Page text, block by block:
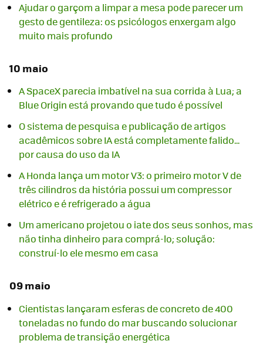
Ajudar o garçom a limpar a mesa pode parecer um
gesto de gentileza: os psicólogos enxergam algo
muito mais profundo
10 maio
A SpaceX parecia imbatível na sua corrida à Lua; a
Blue Origin está provando que tudo é possível
O sistema de pesquisa e publicação de artigos
acadêmicos sobre IA está completamente falido...
por causa do uso da IA
A Honda lança um motor V3: o primeiro motor V de
três cilindros da história possui um compressor
elétrico e é refrigerado a água
Um americano projetou o iate dos seus sonhos, mas
não tinha dinheiro para comprá-lo; solução:
construí-lo ele mesmo em casa
09 maio
Cientistas lançaram esferas de concreto de 400
toneladas no fundo do mar buscando solucionar
problema de transição energética